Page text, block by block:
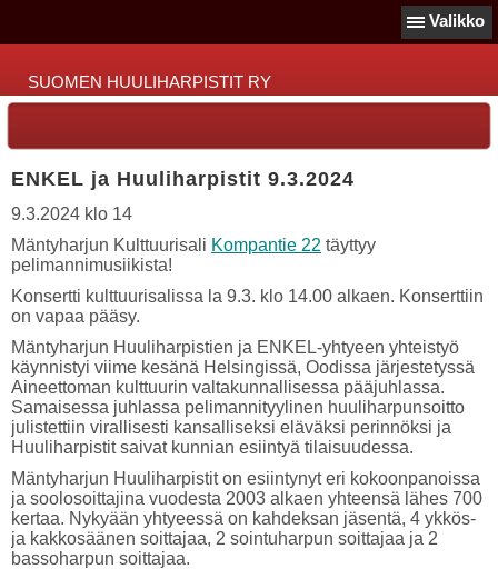
Valikko
SUOMEN HUULIHARPISTIT RY
ENKEL ja Huuliharpistit 9.3.2024
9.3.2024 klo 14
Mäntyharjun Kulttuurisali Kompantie 22 täyttyy
pelimannimusiikista!
Konsertti kulttuurisalissa la 9.3. klo 14.00 alkaen. Konserttiin
on vapaa pääsy.
Mäntyharjun Huuliharpistien ja ENKEL-yhtyeen yhteistyö
käynnistyi viime kesänä Helsingissä, Oodissa järjestetyssä
Aineettoman kulttuurin valtakunnallisessa pääjuhlassa.
Samaisessa juhlassa pelimannityylinen huuliharpunsoitto
julistettiin virallisesti kansalliseksi eläväksi perinnöksi ja
Huuliharpistit saivat kunnian esiintyä tilaisuudessa.
Mäntyharjun Huuliharpistit on esiintynyt eri kokoonpanoissa
ja soolosoittajina vuodesta 2003 alkaen yhteensä lähes 700
kertaa. Nykyään yhtyeessä on kahdeksan jäsentä, 4 ykkös-
ja kakkosäänen soittajaa, 2 sointuharpun soittajaa ja 2
bassoharpun soittajaa.